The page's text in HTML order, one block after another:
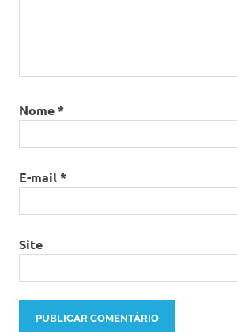
Nome*
E-mail*
Site